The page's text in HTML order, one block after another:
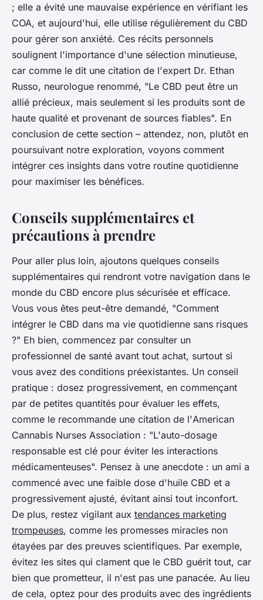
; elle a évité une mauvaise expérience en vérifiant les
COA, et aujourd'hui, elle utilise régulièrement du CBD
pour gérer son anxiété. Ces récits personnels
soulignent l'importance d'une sélection minutieuse,
car comme le dit une citation de l'expert Dr. Ethan
Russo, neurologue renommé, "Le CBD peut être un
allié précieux, mais seulement si les produits sont de
haute qualité et provenant de sources fiables". En
conclusion de cette section – attendez, non, plutôt en
poursuivant notre exploration, voyons comment
intégrer ces insights dans votre routine quotidienne
pour maximiser les bénéfices.
Conseils supplémentaires et
précautions à prendre
Pour aller plus loin, ajoutons quelques conseils
supplémentaires qui rendront votre navigation dans le
monde du CBD encore plus sécurisée et efficace.
Vous vous êtes peut-être demandé, "Comment
intégrer le CBD dans ma vie quotidienne sans risques
?" Eh bien, commencez par consulter un
professionnel de santé avant tout achat, surtout si
vous avez des conditions préexistantes. Un conseil
pratique : dosez progressivement, en commençant
par de petites quantités pour évaluer les effets,
comme le recommande une citation de l'American
Cannabis Nurses Association : "L'auto-dosage
responsable est clé pour éviter les interactions
médicamenteuses". Pensez à une anecdote : un ami a
commencé avec une faible dose d'huile CBD et a
progressivement ajusté, évitant ainsi tout inconfort.
De plus, restez vigilant aux tendances marketing
trompeuses, comme les promesses miracles non
étayées par des preuves scientifiques. Par exemple,
évitez les sites qui clament que le CBD guérit tout, car
bien que prometteur, il n'est pas une panacée. Au lieu
de cela, optez pour des produits avec des ingrédients